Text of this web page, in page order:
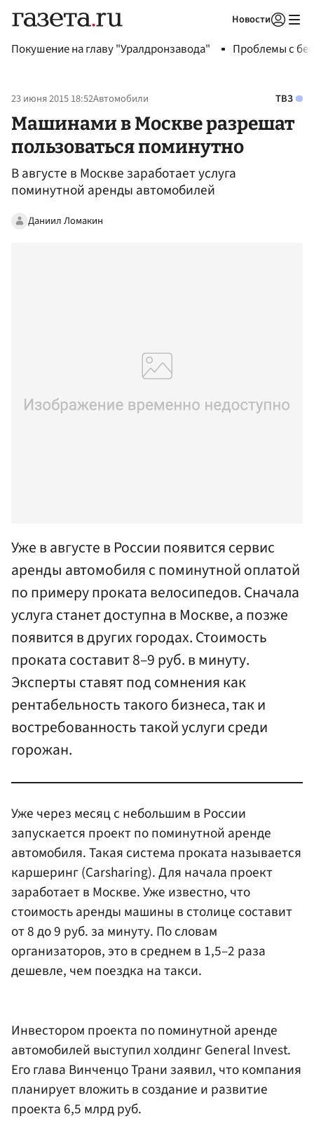
Новости
Покушение на главу "Уралдронзавода" Проблемы с
23 июня 2015 18:52Автомобили ТВЗ
Машинами в Москве разрешат
пользоваться поминутно
В августе в Москве заработает услуга
поминутной аренды автомобилей
Даниил Ломакин
Уже в августе в России появится сервис
аренды автомобиля с поминутной оплатой
по примеру проката велосипедов. Сначала
услуга станет доступна в Москве, а позже
появится в других городах. Стоимость
проката составит 8–9 руб. в минуту.
Эксперты ставят под сомнения как
рентабельность такого бизнеса, так и
востребованность такой услуги среди
горожан.
Уже через месяц с небольшим в России
запускается проект по поминутной аренде
автомобиля. Такая система проката называется
каршеринг (Carsharing). Для начала проект
заработает в Москве. Уже известно, что
стоимость аренды машины в столице составит
от 8 до 9 руб. за минуту. По словам
организаторов, это в среднем в 1,5–2 раза
дешевле, чем поездка на такси.
Инвестором проекта по поминутной аренде
автомобилей выступил холдинг General Invest.
Его глава Винченцо Трани заявил, что компания
планирует вложить в создание и развитие
проекта 6,5 млрд руб.